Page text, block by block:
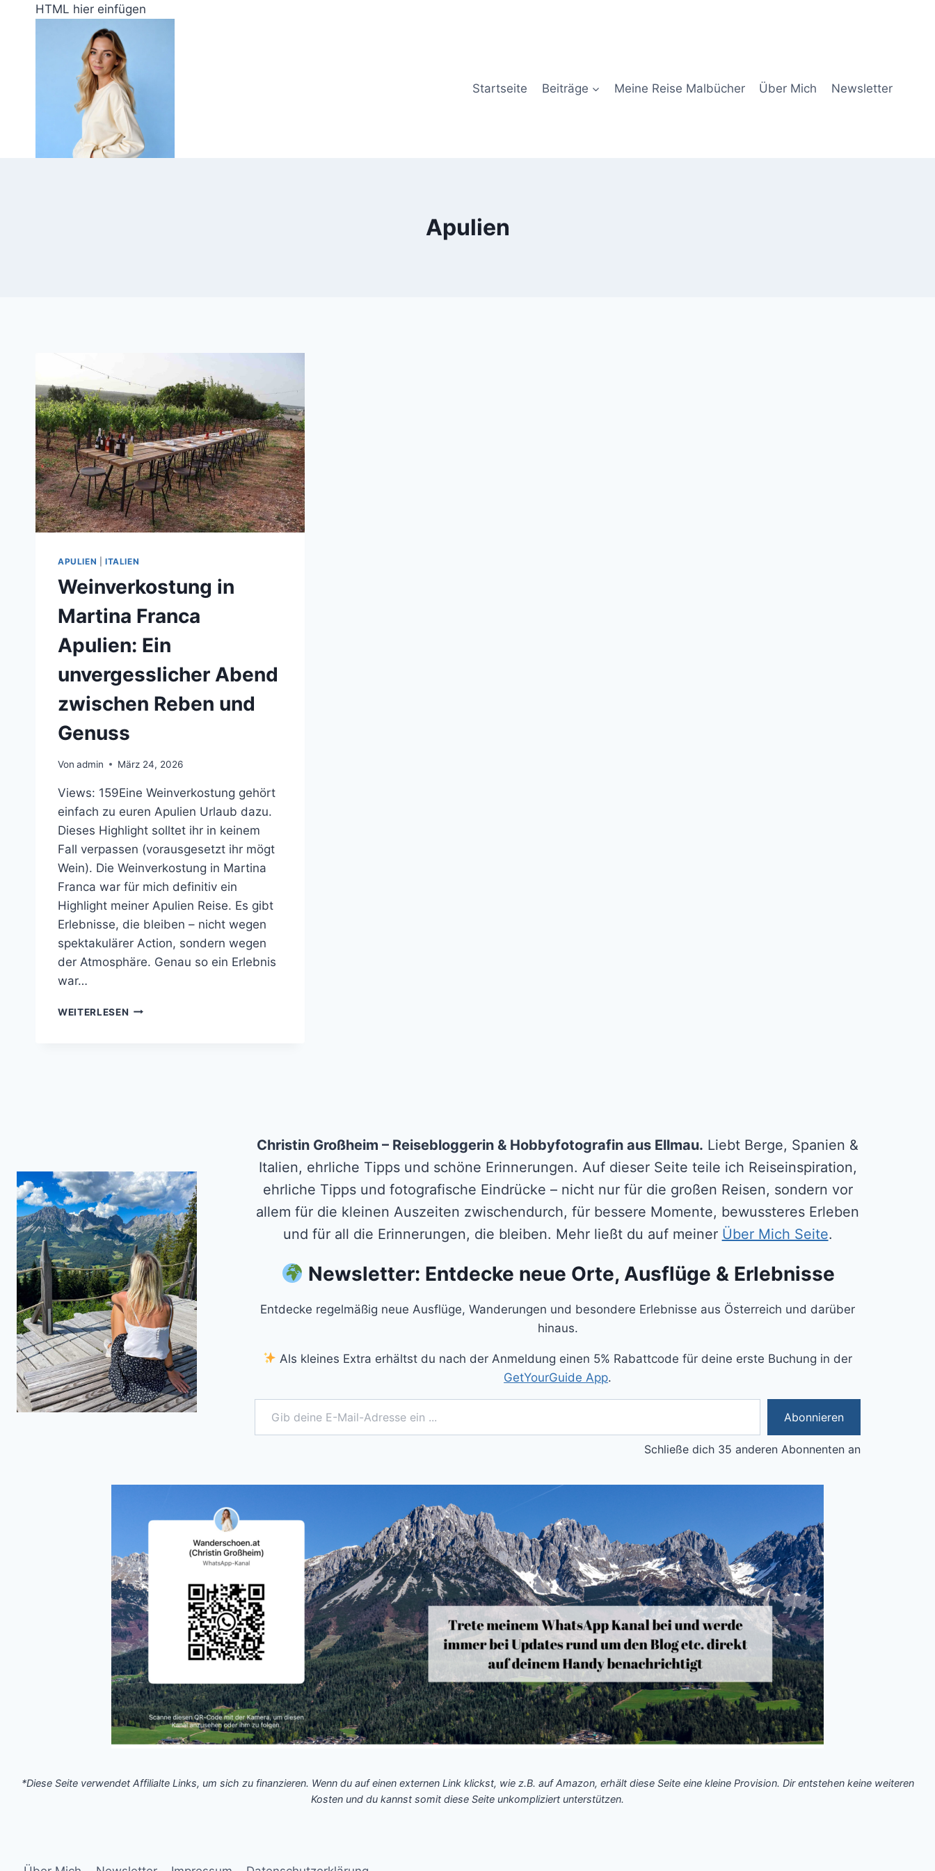
HTML hier einfügen
Startseite Beiträge Meine Reise Malbücher Über Mich Newsletter
Apulien
APULIEN ITALIEN
Weinverkostung in
Martina Franca
Apulien: Ein
unvergesslicher Abend
zwischen Reben und
Genuss
Von admin März 24, 2026
Views: 159Eine Weinverkostung gehört
einfach zu euren Apulien Urlaub dazu.
Dieses Highlight solltet ihr in keinem
Fall verpassen (vorausgesetzt ihr mögt
Wein). Die Weinverkostung in Martina
Franca war für mich definitiv ein
Highlight meiner Apulien Reise. Es gibt
Erlebnisse, die bleiben – nicht wegen
spektakulärer Action, sondern wegen
der Atmosphäre. Genau so ein Erlebnis
war…
WEITERLESEN WEINVERKOSTUNG
GENUSS
Christin Großheim – Reisebloggerin & Hobbyfotografin aus Ellmau. Liebt Berge, Spanien &
Italien, ehrliche Tipps und schöne Erinnerungen. Auf dieser Seite teile ich Reiseinspiration,
ehrliche Tipps und fotografische Eindrücke – nicht nur für die großen Reisen, sondern vor
allem für die kleinen Auszeiten zwischendurch, für bessere Momente, bewussteres Erleben
und für all die Erinnerungen, die bleiben. Mehr ließt du auf meiner Über Mich Seite.
Newsletter: Entdecke neue Orte, Ausflüge & Erlebnisse
Entdecke regelmäßig neue Ausflüge, Wanderungen und besondere Erlebnisse aus Österreich und darüber
hinaus.
Als kleines Extra erhältst du nach der Anmeldung einen 5% Rabattcode für deine erste Buchung in der
GetYourGuide App.
Gib deine E-Mail-Adresse ein ...
Abonnieren
Schließe dich 35 anderen Abonnenten an
*Diese Seite verwendet Affilialte Links, um sich zu finanzieren. Wenn du auf einen externen Link klickst, wie z.B. auf Amazon, erhält diese Seite eine kleine Provision. Dir entstehen keine weiteren
Kosten und du kannst somit diese Seite unkompliziert unterstützen.